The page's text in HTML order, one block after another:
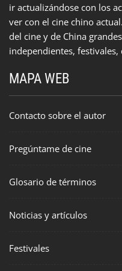
ir actualizándose con los
ver con el cine chino
del cine y de China
independientes, festivales,
MAPA WEB
Contacto sobre el autor
Pregúntame de cine
Glosario de términos
Noticias y artículos
Festivales